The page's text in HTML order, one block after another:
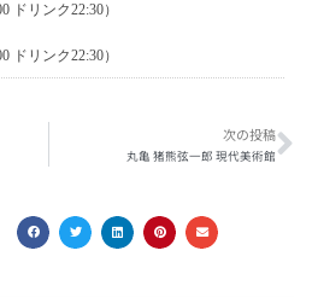
次の投稿
丸亀 猪熊弦一郎 現代美術館